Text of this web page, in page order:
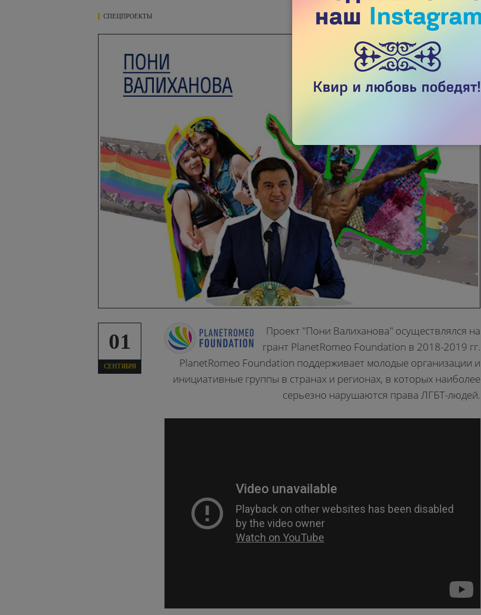
СПЕЦПРОЕКТЫ 01 СЕНТЯБРЯ 2020 2695 
01
СЕНТЯБРЯ
Проект "Пони Валиханова" осуществлялся на
грант PlanetRomeo Foundation в 2018-2019 гг.
PlanetRomeo Foundation поддерживает молодые организации и
инициативные группы в странах и регионах, в которых наиболее
серьезно нарушаются права ЛГБТ-людей.